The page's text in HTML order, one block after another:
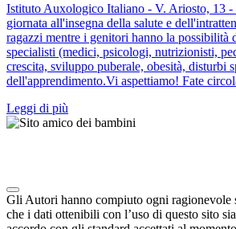
Istituto Auxologico Italiano - V. Ariosto, 13 -
giornata all'insegna della salute e
ragazzi mentre i genitori hanno la possibilità
specialisti (medici, psicologi, nutrizionisti,
crescita, sviluppo puberale, obesità, disturbi
dell'apprendimento.Vi aspettiamo! Fate
Leggi di più
Gli Autori hanno compiuto ogni ragionevole
che i dati ottenibili con l’uso di questo sito